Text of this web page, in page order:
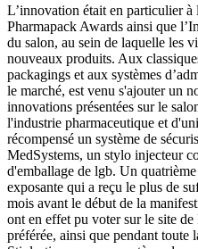
L’innovation était en particulier à
Pharmapack Awards ainsi que
du salon, au sein de laquelle les
nouveaux produits. Aux
packagings et aux systèmes
le marché, est venu s'ajouter un
innovations présentées sur le
l'industrie pharmaceutique et
récompensé un système de
MedSystems, un stylo injecteur
d'emballage de lgb. Un
exposante qui a reçu le plus de
mois avant le début de la
ont en effet pu voter sur le site
préférée, ainsi que pendant toute